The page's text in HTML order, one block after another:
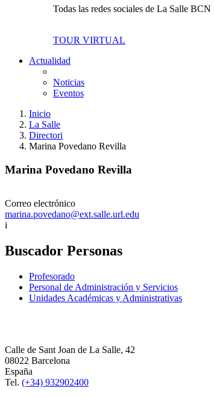
Todas las redes sociales de La Salle BCN
TOUR VIRTUAL
Actualidad
Noticias
Eventos
Inicio
La Salle
Directori
Marina Povedano Revilla
Marina Povedano Revilla
Correo electrónico
marina.povedano@ext.salle.url.edu
i
Buscador Personas
Profesorado
Personal de Administración y Servicios
Unidades Académicas y Administrativas
Calle de Sant Joan de La Salle, 42
08022 Barcelona
España
Tel. (+34) 932902400